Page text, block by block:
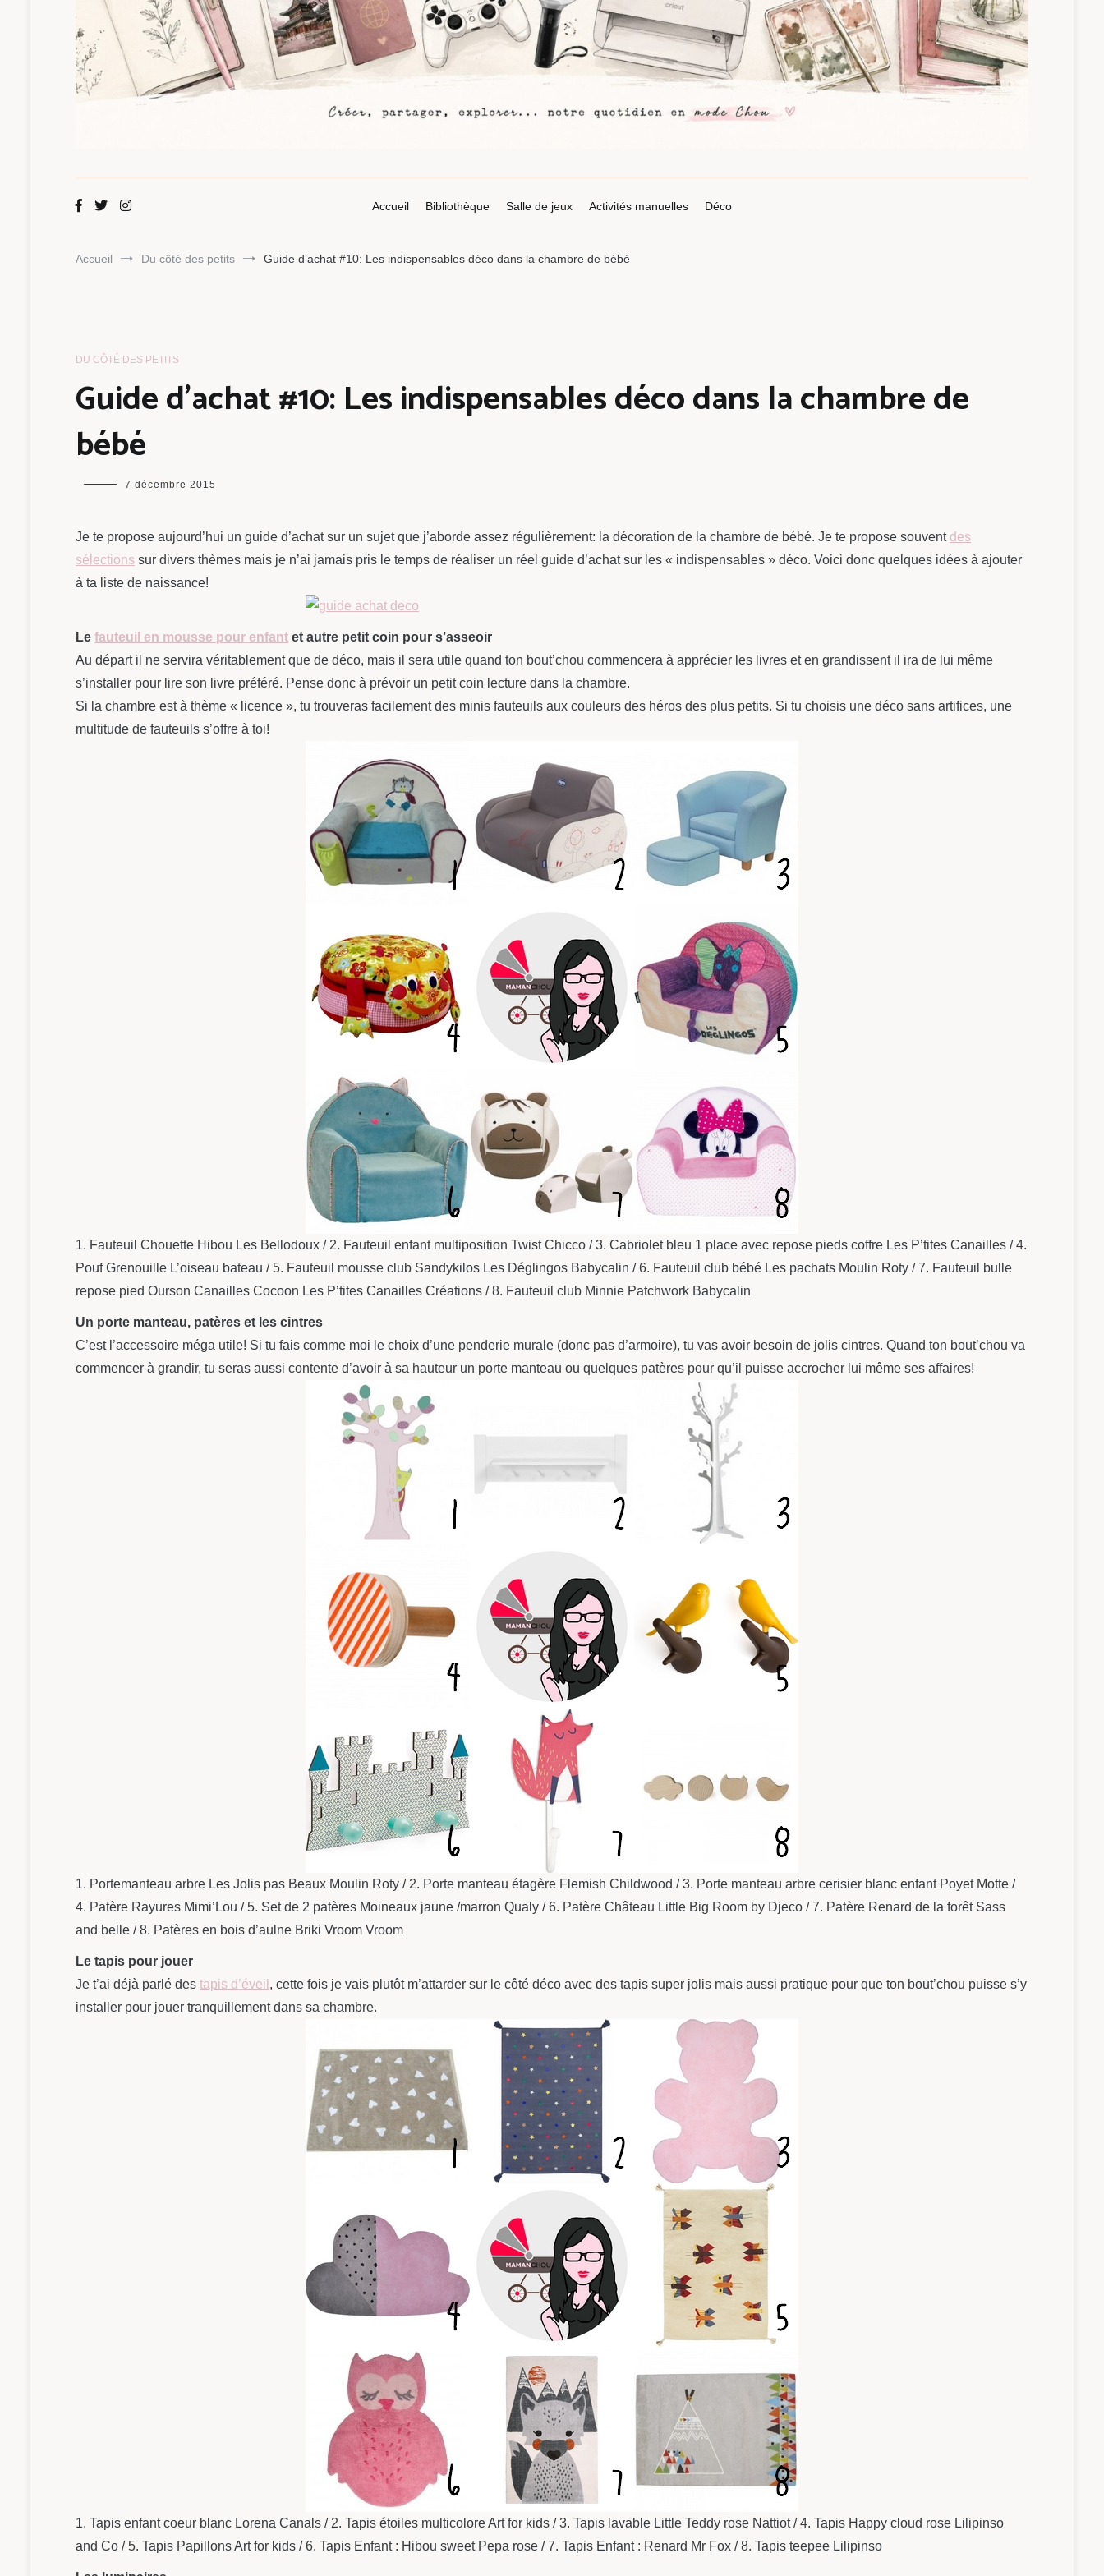
Maman Chou
Accueil
Bibliothèque Salle de jeux Activités manuelles Déco
Accueil Du côté des petits Guide d’achat #10: Les indispensables déco dans la chambre de bébé
DU CÔTÉ DES PETITS
Guide d’achat #10: Les indispensables déco dans la chambre de
bébé
maman
7 décembre 2015
Je te propose aujourd’hui un guide d’achat sur un sujet que j’aborde assez régulièrement: la décoration de la chambre de bébé. Je te propose souvent des
sélections sur divers thèmes mais je n’ai jamais pris le temps de réaliser un réel guide d’achat sur les « indispensables » déco. Voici donc quelques idées à ajouter
à ta liste de naissance!
Le fauteuil en mousse pour enfant et autre petit coin pour s’asseoir
Au départ il ne servira véritablement que de déco, mais il sera utile quand ton bout’chou commencera à apprécier les livres et en grandissent il ira de lui même
s’installer pour lire son livre préféré. Pense donc à prévoir un petit coin lecture dans la chambre.
Si la chambre est à thème « licence », tu trouveras facilement des minis fauteuils aux couleurs des héros des plus petits. Si tu choisis une déco sans artifices, une
multitude de fauteuils s’offre à toi!
1. Fauteuil Chouette Hibou Les Bellodoux / 2. Fauteuil enfant multiposition Twist Chicco / 3. Cabriolet bleu 1 place avec repose pieds coffre Les P’tites Canailles / 4.
Pouf Grenouille L’oiseau bateau / 5. Fauteuil mousse club Sandykilos Les Déglingos Babycalin / 6. Fauteuil club bébé Les pachats Moulin Roty / 7. Fauteuil bulle
repose pied Ourson Canailles Cocoon Les P’tites Canailles Créations / 8. Fauteuil club Minnie Patchwork Babycalin
Un porte manteau, patères et les cintres
C’est l’accessoire méga utile! Si tu fais comme moi le choix d’une penderie murale (donc pas d’armoire), tu vas avoir besoin de jolis cintres. Quand ton bout’chou va
commencer à grandir, tu seras aussi contente d’avoir à sa hauteur un porte manteau ou quelques patères pour qu’il puisse accrocher lui même ses affaires!
1. Portemanteau arbre Les Jolis pas Beaux Moulin Roty / 2. Porte manteau étagère Flemish Childwood / 3. Porte manteau arbre cerisier blanc enfant Poyet Motte /
4. Patère Rayures Mimi’Lou / 5. Set de 2 patères Moineaux jaune /marron Qualy / 6. Patère Château Little Big Room by Djeco / 7. Patère Renard de la forêt Sass
and belle / 8. Patères en bois d’aulne Briki Vroom Vroom
Le tapis pour jouer
Je t’ai déjà parlé des tapis d’éveil , cette fois je vais plutôt m’attarder sur le côté déco avec des tapis super jolis mais aussi pratique pour que ton bout’chou puisse s’y
installer pour jouer tranquillement dans sa chambre.
1. Tapis enfant coeur blanc Lorena Canals / 2. Tapis étoiles multicolore Art for kids / 3. Tapis lavable Little Teddy rose Nattiot / 4. Tapis Happy cloud rose Lilipinso
and Co / 5. Tapis Papillons Art for kids / 6. Tapis Enfant : Hibou sweet Pepa rose / 7. Tapis Enfant : Renard Mr Fox / 8. Tapis teepee Lilipinso